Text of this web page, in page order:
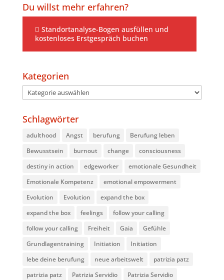
Du willst mehr erfahren?
Standortanalyse-Bogen ausfüllen und
kostenloses Erstgespräch buchen
Kategorien
Kategorien
Schlagwörter
adulthood Angst berufung
Berufung leben
Bewusstsein
burnout change
consciousness
destiny in action
edgeworker
emotionale Gesundheit
Emotionale Kompetenz
emotional empowerment
Evolution
Evolution
expand the box
expand the box
feelings
follow your calling
follow your calling
Freiheit Gaia
Gefühle
Grundlagentraining
Initiation
Initiation
lebe deine berufung
neue arbeitswelt
patrizia patz
patrizia patz
Patrizia Servidio
Patrizia Servidio